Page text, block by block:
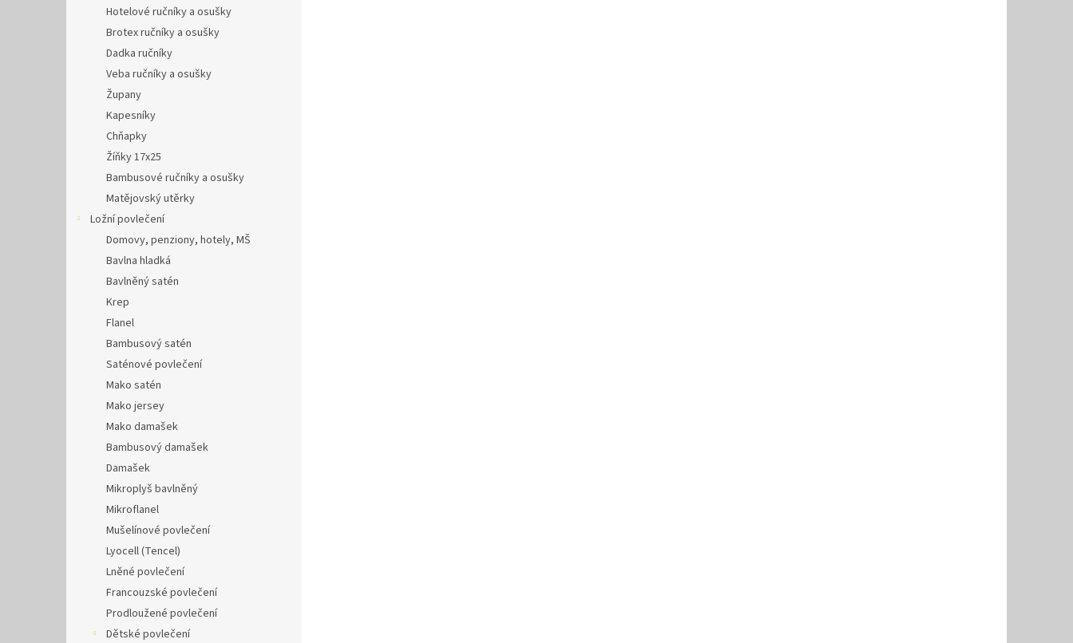
Hotelové ručníky a osušky
Brotex ručníky a osušky
Dadka ručníky
Veba ručníky a osušky
Župany
Kapesníky
Chňapky
Žíňky 17x25
Bambusové ručníky a osušky
Matějovský utěrky
Ložní povlečení
Domovy, penziony, hotely, MŠ
Bavlna hladká
Bavlněný satén
Krep
Flanel
Bambusový satén
Saténové povlečení
Mako satén
Mako jersey
Mako damašek
Bambusový damašek
Damašek
Mikroplyš bavlněný
Mikroflanel
Mušelínové povlečení
Lyocell (Tencel)
Lněné povlečení
Francouzské povlečení
Prodloužené povlečení
Dětské povlečení